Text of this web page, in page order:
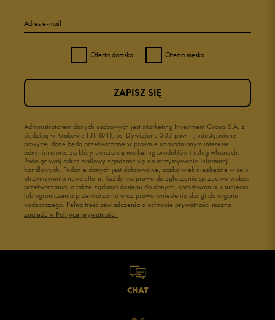
Adres e-mail
Oferta damska Oferta męska
Administratorem danych osobowych jest Marketing Investment Group S.A. z
siedzibą w Krakowie (31-871), os. Dywizjonu 303 paw. 1, udostępnione
powyżej dane będą przetwarzane w prawnie uzasadnionym interesie
administratora, za który uważa się marketing produktów i usług własnych.
Podając swój adres mailowy zgadzasz się na otrzymywanie informacji
handlowych. Podanie danych jest dobrowolne, aczkolwiek niezbędne w celu
otrzymywania newslettera. Każdy ma prawo do zgłoszenia sprzeciwu wobec
przetwarzania, a także żądania dostępu do danych, sprostowania, usunięcia
lub ograniczenia przetwarzania oraz prawo wniesienia skargi do organu
nadzorczego. Pełną treść oświadczenia o ochronie prywatności można
znaleźć w Polityce prywatności.
ZAPISZ SIĘ
CHAT